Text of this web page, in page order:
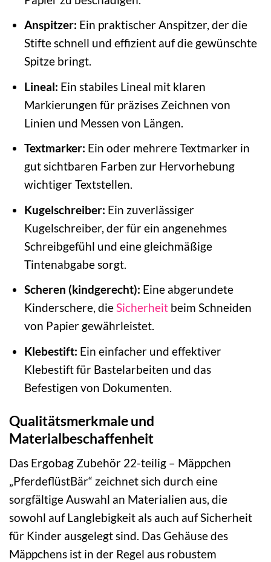
Anspitzer: Ein praktischer Anspitzer, der die
Stifte schnell und effizient auf die gewünschte
Spitze bringt.
Lineal: Ein stabiles Lineal mit klaren
Markierungen für präzises Zeichnen von
Linien und Messen von Längen.
Textmarker: Ein oder mehrere Textmarker in
gut sichtbaren Farben zur Hervorhebung
wichtiger Textstellen.
Kugelschreiber: Ein zuverlässiger
Kugelschreiber, der für ein angenehmes
Schreibgefühl und eine gleichmäßige
Tintenabgabe sorgt.
Scheren (kindgerecht): Eine abgerundete
Kinderschere, dieSicherheitbeim Schneiden
von Papier gewährleistet.
Klebestift: Ein einfacher und effektiver
Klebestift für Bastelarbeiten und das
Befestigen von Dokumenten.
Qualitätsmerkmale und
Materialbeschaffenheit
Das Ergobag Zubehör 22-teilig – Mäppchen
„PferdeflüstBär“ zeichnet sich durch eine
sorgfältige Auswahl an Materialien aus, die
sowohl auf Langlebigkeit als auch auf Sicherheit
für Kinder ausgelegt sind. Das Gehäuse des
Mäppchens ist in der Regel aus robustem